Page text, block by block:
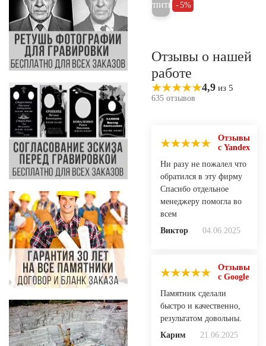
Купить 5%
Отзывы о нашей
работе
4,9 из 5
635 отзывов
Отзывы
с Yandex
Ни разу не пожалел что
обратился в эту фирму
Спасибо отдельное
менеджеру помогла во
всем
Виктор
04.06.2025
Отзывы
с Google
Памятник сделали
быстро и качественно,
результатом довольны.
Карим
21.06.2025